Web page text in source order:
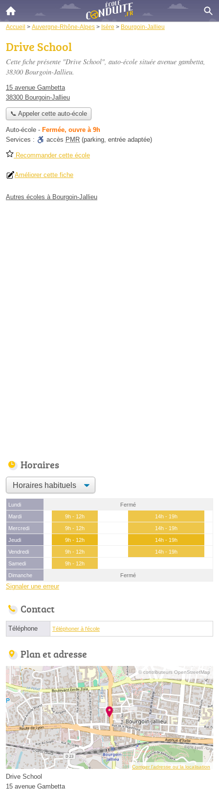
Accueil > Auvergne-Rhône-Alpes > Isère > Bourgoin-Jallieu
Drive School
Cette fiche présente "Drive School", auto-école située avenue gambetta,
38300 Bourgoin-Jallieu.
15 avenue Gambetta
38300 Bourgoin-Jallieu
📞 Appeler cette auto-école
Auto-école - Fermée, ouvre à 9h
Services :
accès PMR (parking, entrée adaptée)
Recommander cette école
Améliorer cette fiche
Autres écoles à Bourgoin-Jallieu
Horaires
Lundi
Fermé
Mardi
9h - 12h
14h - 19h
Mercredi
9h - 12h
14h - 19h
Jeudi
9h - 12h
14h - 19h
Vendredi
9h - 12h
14h - 19h
Samedi
9h - 12h
Dimanche
Fermé
Signaler une erreur
Contact
Téléphone Téléphoner à l'école
Plan et adresse
© contributeurs OpenStreetMap
Corriger l’adresse ou la localisation
Drive School
15 avenue Gambetta